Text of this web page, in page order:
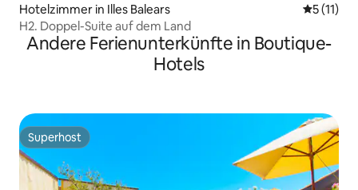
Hotelzimmer in Illes Balears
5 (11)
H2. Doppel-Suite auf dem Land
Andere Ferienunterkünfte in Boutique-
Hotels
Superhost
Superhost